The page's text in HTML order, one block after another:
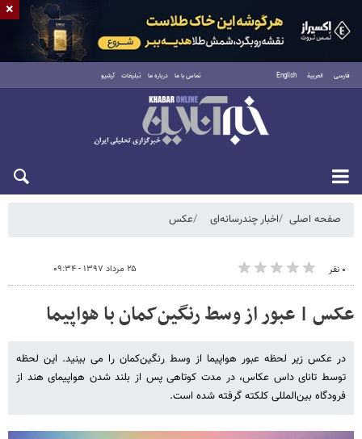
فارسی العربية English تماس با ما درباره ما تبلیغات آرشیو
دوشنبه ۱۹ مرداد ۱۴۰۵
صفحه اصلی اخبار چندرسانه‌ای عکس
۰ نفر ۲۵ مرداد ۱۳۹۷ - ۰۹:۳۴
عکس | عبور از وسط رنگین‌کمان با هواپیما
در عکس زیر لحظه عبور هواپیما از وسط رنگین‌کمان را می بینید. این لحظه
توسط تانای داس عکاس، در مدت کوتاهی پس از بلند شدن هواپیمای هند از
فرودگاه بین‌المللی کلکته گرفته شده است.
×